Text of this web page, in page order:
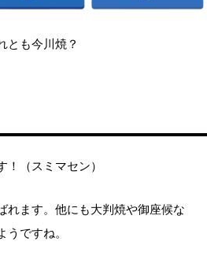
も今川焼？
！（スミマセン）
れます。他にも大判焼や御座候な
うですね。